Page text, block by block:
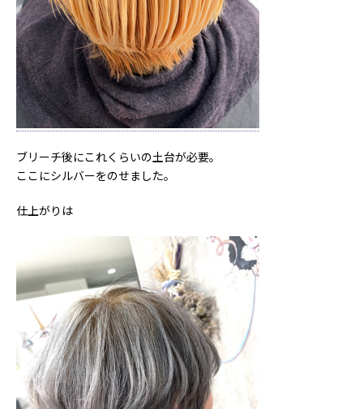
ブリーチ後にこれくらいの土台が必要。
ここにシルバーをのせました。
仕上がりは